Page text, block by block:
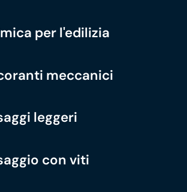
per l'edilizia
meccanici
leggeri
con viti